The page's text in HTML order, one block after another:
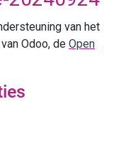
van het
Odoo, de Open